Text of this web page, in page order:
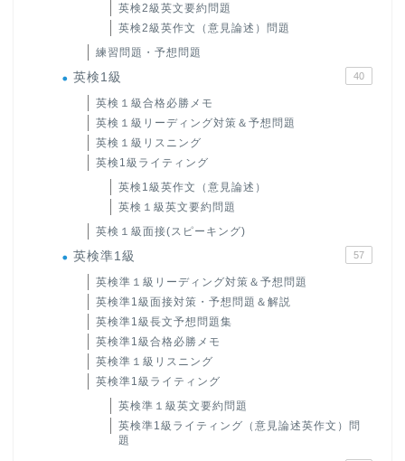
英検2級英文要約問題
英検2級英作文（意見論述）問題
練習問題・予想問題
英検1級 40
英検１級合格必勝メモ
英検１級リーディング対策＆予想問題
英検１級リスニング
英検1級ライティング
英検1級英作文（意見論述）
英検１級英文要約問題
英検１級面接(スピーキング)
英検準1級 57
英検準１級リーディング対策＆予想問題
英検準1級面接対策・予想問題＆解説
英検準1級長文予想問題集
英検準1級合格必勝メモ
英検準１級リスニング
英検準1級ライティング
英検準１級英文要約問題
英検準1級ライティング（意見論述英作文）問
題